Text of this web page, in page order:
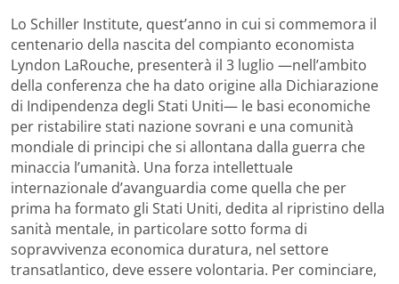
Lo Schiller Institute, quest’anno in cui si commemora il
centenario della nascita del compianto economista
Lyndon LaRouche, presenterà il 3 luglio —nell’ambito
della conferenza che ha dato origine alla Dichiarazione
di Indipendenza degli Stati Uniti— le basi economiche
per ristabilire stati nazione sovrani e una comunità
mondiale di principi che si allontana dalla guerra che
minaccia l’umanità. Una forza intellettuale
internazionale d’avanguardia come quella che per
prima ha formato gli Stati Uniti, dedita al ripristino della
sanità mentale, in particolare sotto forma di
sopravvivenza economica duratura, nel settore
transatlantico, deve essere volontaria. Per cominciare,